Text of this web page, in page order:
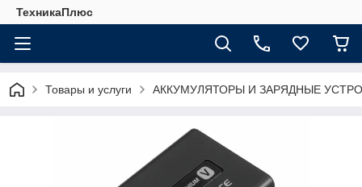
ТехникаПлюс
Товары и услуги АККУМУЛЯТОРЫ И ЗАРЯДНЫЕ